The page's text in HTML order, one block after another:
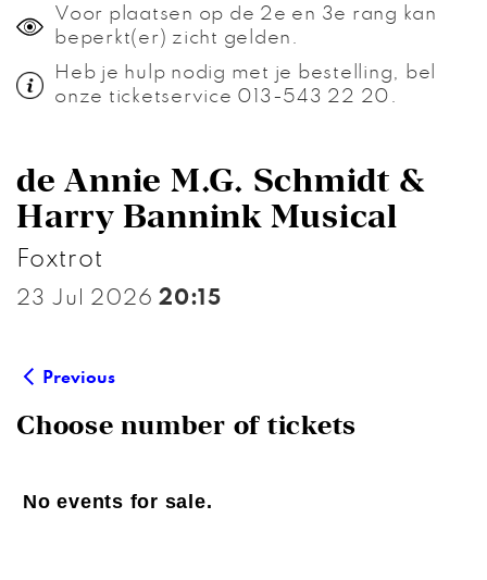
Voor plaatsen op de 2e en 3e rang kan
beperkt(er) zicht gelden.
Heb je hulp nodig met je bestelling, bel
onze ticketservice 013-543 22 20.
de Annie M.G. Schmidt &
Harry Bannink Musical
Foxtrot
23 Jul 2026 20:15
Previous
Choose number of tickets
No events for sale.